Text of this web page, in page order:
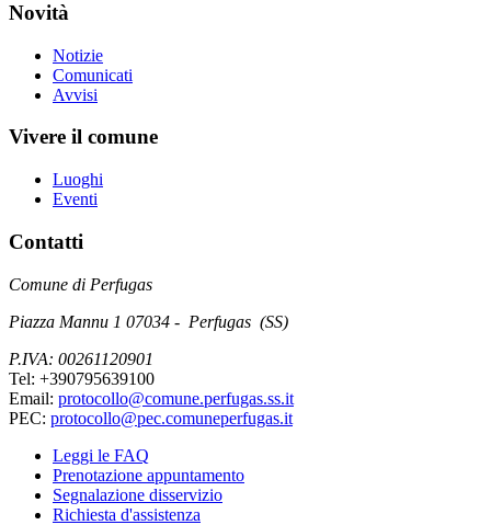
Novità
Notizie
Comunicati
Avvisi
Vivere il comune
Luoghi
Eventi
Contatti
Comune di Perfugas
Piazza Mannu 1 07034 - Perfugas (SS)
P.IVA: 00261120901
Tel: +390795639100
Email: protocollo@comune.perfugas.ss.it
PEC: protocollo@pec.comuneperfugas.it
Leggi le FAQ
Prenotazione appuntamento
Segnalazione disservizio
Richiesta d'assistenza